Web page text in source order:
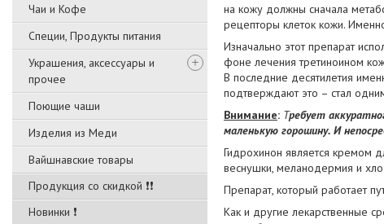
Чаи и Кофе
Специи, Продукты питания
Украшения, аксессуары и
прочее
Поющие чаши
Изделия из Меди
Вайшнавские товары
Продукция со скидкой ❗❗
Новинки ❗
на кожу должны сначала
рецепторы клеток кожи.
Изначально этот препарат
фоне лечения третиноином
В последние десятилетия
подтверждают это – стал
Внимание: Требует
маленькую горошину. И
Гидрохинон является кремом
веснушки, меланодермия и
Препарат, который работает
Как и другие лекарственные